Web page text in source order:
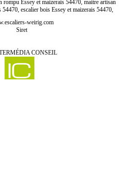
rompu Essey et maizerais 54470, maitre artisan
54470, escalier bois Essey et maizerais 54470,
weirig.com
Siret
CONSEIL